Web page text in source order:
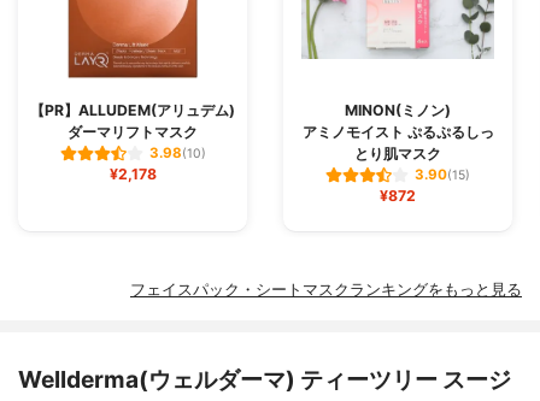
【PR】ALLUDEM(アリュデム)
ダーマリフトマスク
3.98(10)
¥2,178
MINON(ミノン)
アミノモイスト ぷるぷるしっ
とり肌マスク
3.90(15)
¥872
フェイスパック・シートマスクランキングをもっと見る
Wellderma(ウェルダーマ) ティーツリー スージ